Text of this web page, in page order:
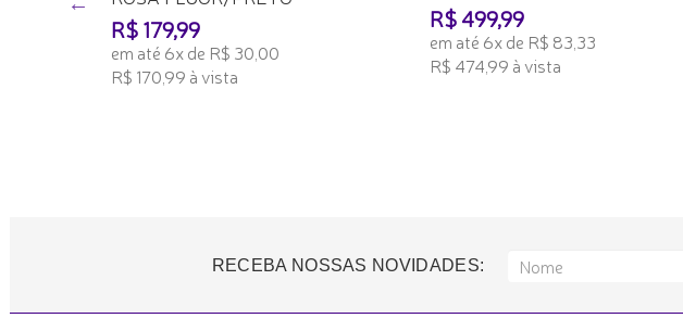
R$ 179,99
em até 6x de R$ 30,00
R$ 170,99 à vista
R$ 499,99
em até 6x de R$ 83,33
R$ 474,99 à vista
RECEBA NOSSAS NOVIDADES: